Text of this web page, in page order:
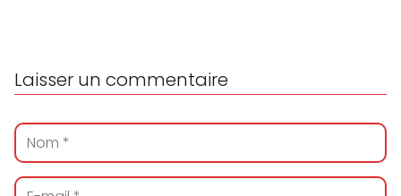
Laisser un commentaire